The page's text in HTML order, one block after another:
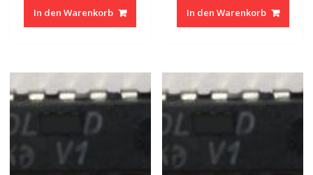
In den Warenkorb In den Warenkorb